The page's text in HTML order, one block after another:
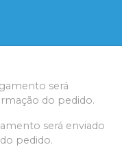
será
do pedido.
será enviado
pedido.